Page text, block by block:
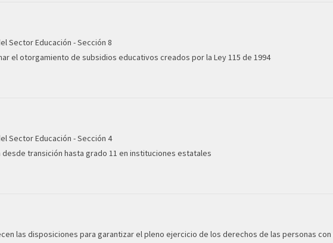
Sector Educación - Sección 8
el otorgamiento de subsidios educativos creados por la Ley 115 de 1994
Sector Educación - Sección 4
transición hasta grado 11 en instituciones estatales
las disposiciones para garantizar el pleno ejercicio de los derechos de las personas